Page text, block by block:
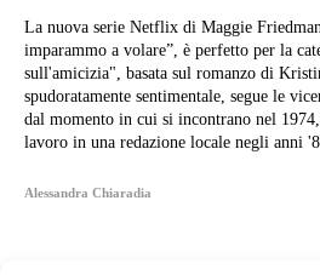
La nuova serie Netflix di Maggie
imparammo a volare”, è perfetto per la
sull'amicizia", basata sul romanzo di
spudoratamente sentimentale, segue le
dal momento in cui si incontrano nel
lavoro in una redazione locale negli anni
Alessandra Chiaradia